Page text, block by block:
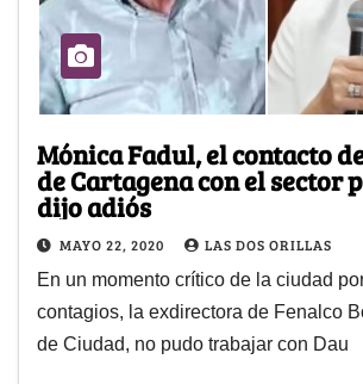
Mónica Fadul, el contacto
de Cartagena con el sector
dijo adiós
MAYO 22, 2020 LAS DOS ORILLAS
En un momento crítico de la ciudad
contagios, la exdirectora de Fenalco
de Ciudad, no pudo trabajar con Dau